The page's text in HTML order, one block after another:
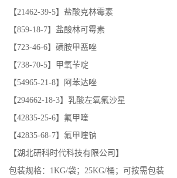
【21462-39-5】盐酸克林霉素
【859-18-7】盐酸林可霉素
【723-46-6】磺胺甲恶唑
【738-70-5】甲氧苄啶
【54965-21-8】阿苯达唑
【294662-18-3】乳酸左氧氟沙星
【42835-25-6】氟甲喹
【42835-68-7】氟甲喹钠
【湖北研科时代科技有限公司】
包装规格：1KG/袋；25KG/桶；可按需包装